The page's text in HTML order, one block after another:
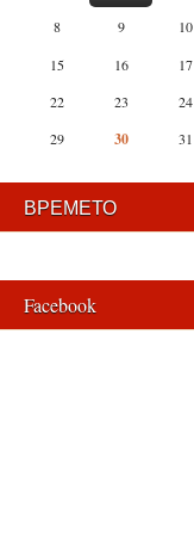
8
9 10
15
16 17
22
23 24
29
30 31
ВРЕМЕТО
Facebook